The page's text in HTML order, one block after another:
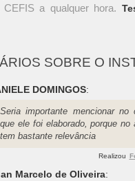
CEFIS a qualquer hora.
SOBRE O
DOMINGOS:
Seria importante mencionar
que ele foi elaborado, porque
tem bastante relevância
Realizou
Marcelo de Oliveira: